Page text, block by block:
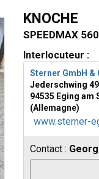
KNOCHE
SPEEDMAX 560
Interlocuteur :
Sterner GmbH &
Jederschwing 49
94535 Eging am
(Allemagne)
www.sterner-
Contact :